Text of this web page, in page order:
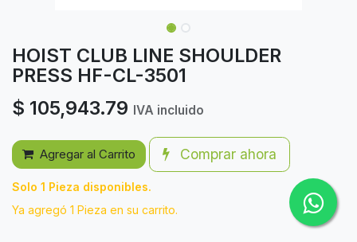
HOIST CLUB LINE SHOULDER
PRESS HF-CL-3501
$ 105,943.79 IVA incluido
Agregar al Carrito Comprar ahora
Solo 1 Pieza disponibles.
Ya agregó 1 Pieza en su carrito.